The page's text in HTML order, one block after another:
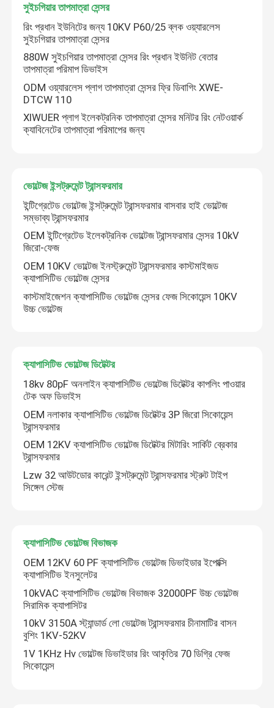
পণ্য
আমাদের সম্পর্কে
কারখানা ভ্রমণ
মান নিয়ন্ত্রণ
যোগাযোগ করুন
উচ্চ ভোল্টেজ সিরামিক ক্যাপাসিটর
উচ্চ ভোল্টেজ Doorknob ক্যাপাসিটর
উচ্চ ভোল্টেজ ফিল্ম ক্যাপাসিটর
ঢেউ প্রতিরক্ষামূলক ডিভাইস
উচ্চ ভোল্টেজ ভ্যাকুয়াম সার্কিট ব্রেকার
সুইচগিয়ার তাপমাত্রা সেন্সর
ভোল্টেজ ইন্সট্রুমেন্ট ট্রান্সফরমার
সুইচগিয়ার তাপমাত্রা সেন্সর
রিং প্রধান ইউনিটের জন্য 10KV P60/25 ব্লক ওয়্যারলেস
সুইচগিয়ার তাপমাত্রা সেন্সর
880W সুইচগিয়ার তাপমাত্রা সেন্সর রিং প্রধান ইউনিট বেতার
তাপমাত্রা পরিমাপ ডিভাইস
ODM ওয়্যারলেস প্লাগ তাপমাত্রা সেন্সর ফ্রি ডিবাগিং XWE-
DTCW 110
XIWUER প্লাগ ইলেকট্রনিক তাপমাত্রা সেন্সর মনিটর রিং নেটওয়ার্ক
ক্যাবিনেটের তাপমাত্রা পরিমাপের জন্য
ভোল্টেজ ইন্সট্রুমেন্ট ট্রান্সফরমার
ইন্টিগ্রেটেড ভোল্টেজ ইন্সট্রুমেন্ট ট্রান্সফরমার বাসবার হাই ভোল্টেজ
সম্ভাব্য ট্রান্সফরমার
OEM ইন্টিগ্রেটেড ইলেকট্রনিক ভোল্টেজ ট্রান্সফরমার সেন্সর 10kV
জিরো-ফেজ
OEM 10KV ভোল্টেজ ইনস্ট্রুমেন্ট ট্রান্সফরমার কাস্টমাইজড
ক্যাপাসিটিভ ভোল্টেজ সেন্সর
কাস্টমাইজেশন ক্যাপাসিটিভ ভোল্টেজ সেন্সর ফেজ সিকোয়েন্স 10KV
উচ্চ ভোল্টেজ
ক্যাপাসিটিভ ভোল্টেজ ডিটেক্টর
18kv 80pF অনলাইন ক্যাপাসিটিভ ভোল্টেজ ডিটেক্টর কাপলিং পাওয়ার
টেক অফ ডিভাইস
OEM নলাকার ক্যাপাসিটিভ ভোল্টেজ ডিটেক্টর 3P জিরো সিকোয়েন্স
ট্রান্সফরমার
OEM 12KV ক্যাপাসিটিভ ভোল্টেজ ডিটেক্টর মিটারিং সার্কিট ব্রেকার
ট্রান্সফরমার
Lzw 32 আউটডোর কারেন্ট ইন্সট্রুমেন্ট ট্রান্সফরমার স্ট্রুট টাইপ
সিঙ্গেল স্টেজ
ক্যাপাসিটিভ ভোল্টেজ বিভাজক
OEM 12KV 60 PF ক্যাপাসিটিভ ভোল্টেজ ডিভাইডার ইপোক্সি
ক্যাপাসিটিভ ইনসুলেটর
10kVAC ক্যাপাসিটিভ ভোল্টেজ বিভাজক 32000PF উচ্চ ভোল্টেজ
সিরামিক ক্যাপাসিটর
10kV 3150A স্ট্যান্ডার্ড লো ভোল্টেজ ট্রান্সফরমার চীনামাটির বাসন
বুশিং 1KV-52KV
1V 1KHz Hv ভোল্টেজ ডিভাইডার রিং আকৃতির 70 ডিগ্রি ফেজ
সিকোয়েন্স